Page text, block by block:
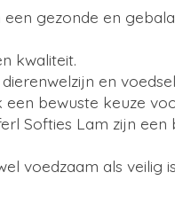
gezonde en
kwaliteit.
en
bewuste keuze
Softies Lam zijn
voedzaam als veilig